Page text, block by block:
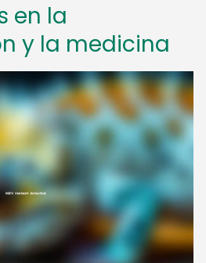
en la
y la medicina